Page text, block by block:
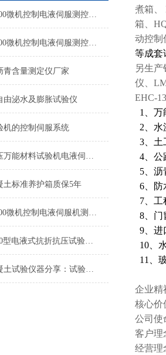
EHC-3100微机控制电液伺服测控系统免费维修
EHC-1300微机控制电液伺服测控系统安装说明
青含量测定仪厂家
由泌水及膨胀试验仪
机的控制伺服系统
普通液压万能材料试验机电液伺服改造升级方案推荐
土标准养护箱质保5年
EHC-3100微机控制电液伺服机测控系统操作说明
DYE-300型电液式抗折抗压试验机操作说明
贵州混凝土试验仪器分享：试验机选型技术指南
煮箱、
箱、
动控制
等成套
另生产
仪、
EHC-
1、
2、水
3、土
4、公
5、沥
6、防
7、工
8、门
9、进
10、
11、
企业精
核心价
公司使
客户理
经营理